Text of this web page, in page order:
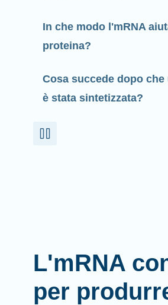
In che modo l'mRNA
proteina?
Cosa succede dopo
è stata sintetizzata?
L'mRNA
per